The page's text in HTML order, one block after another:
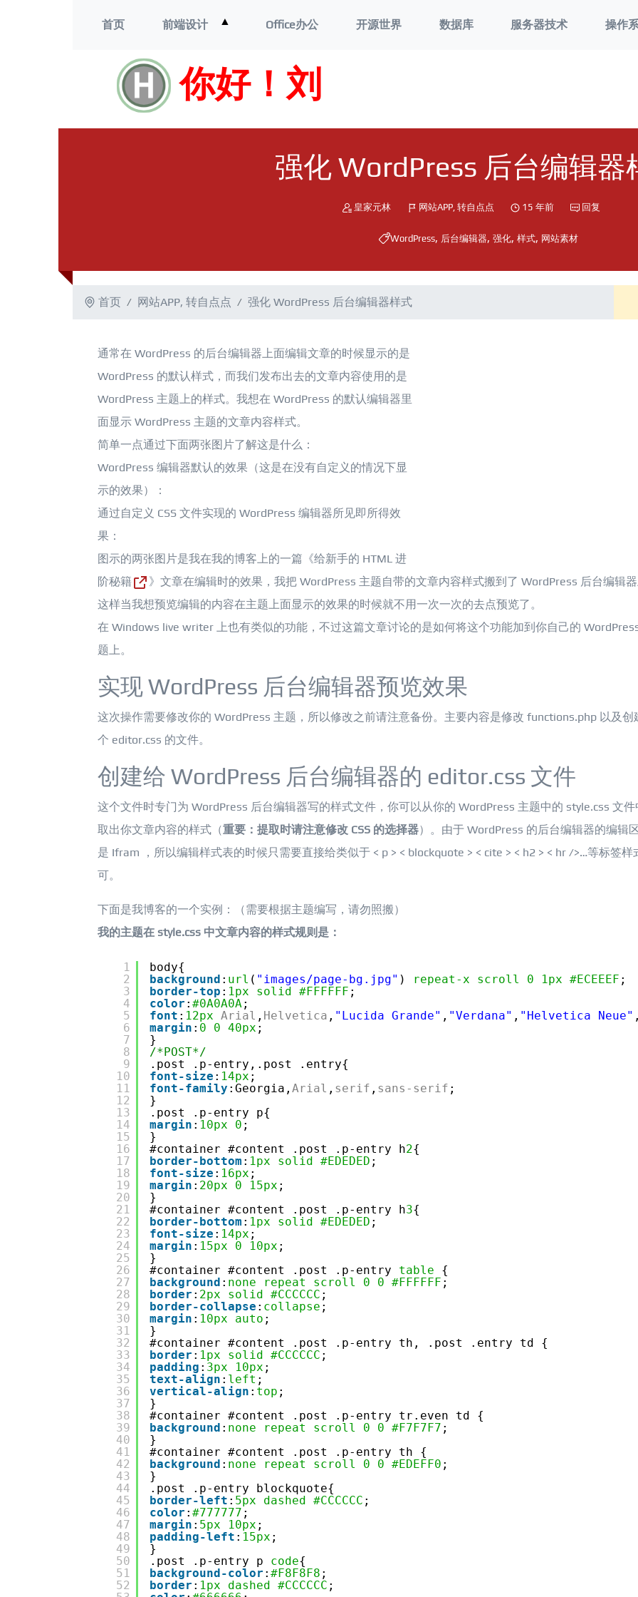
你好！刘
首页 前端设计 ▲
单
Office办公 开源世界 数据库 服务器技术 操作
强化 WordPress 后台编辑器
皇家元林 网站APP, 转自点点 15 年前 回复
WordPress, 后台编辑器, 强化, 样式, 网站素材
首页 网站APP, 转自点点 强化 WordPress 后台编辑器样式
通常在 WordPress 的后台编辑器上面编辑文章的时候显示的是
WordPress 的默认样式，而我们发布出去的文章内容使用的是
WordPress 主题上的样式。我想在 WordPress 的默认编辑器里
面显示 WordPress 主题的文章内容样式。
简单一点通过下面两张图片了解这是什么：
WordPress 编辑器默认的效果（这是在没有自定义的情况下显
示的效果）：
通过自定义 CSS 文件实现的 WordPress 编辑器所见即所得效
果：
图示的两张图片是我在我的博客上的一篇《给新手的 HTML 进
阶秘籍
》文章在编辑时的效果，我把 WordPress 主题自带的文章内容样式搬到了 WordPress 后台编辑器
这样当我想预览编辑的内容在主题上面显示的效果的时候就不用一次一次的去点预览了。
在 Windows live writer 上也有类似的功能，不过这篇文章讨论的是如何将这个功能加到你自己的
题上。
实现 WordPress 后台编辑器预览效果
这次操作需要修改你的 WordPress 主题，所以修改之前请注意备份。主要内容是修改 functions.php 以及创
个 editor.css 的文件。
创建给 WordPress 后台编辑器的 editor.css 文件
这个文件时专门为 WordPress 后台编辑器写的样式文件，你可以从你的 WordPress 主题中的 style.css 文件
取出你文章内容的样式（重要：提取时请注意修改 CSS 的选择器）。由于 WordPress 的后台编辑器的编辑
是 Ifram ，所以编辑样式表的时候只需要直接给类似于 < p > < blockquote > < cite > < h2 > < hr />…等标签样
可。
下面是我博客的一个实例：（需要根据主题编写，请勿照搬）
我的主题在 style.css 中文章内容的样式规则是：
1
2
3
4
5
6
7
8
9
10
11
12
13
14
15
16
17
18
19
20
21
22
23
24
25
26
27
28
29
30
31
32
33
34
35
36
37
38
39
40
41
42
43
44
45
46
47
48
49
50
51
52
body{
background : url ( "images/page-bg.jpg" ) repeat-x scroll 0 1px #ECEEEF ;
border-top : 1px solid #FFFFFF ;
color : #0A0A0A;
font : 12px Arial , Helvetica , "Lucida Grande" , "Verdana" , "Helvetica Neue" ,
margin : 0 0 40px ;
}
/*POST*/
.post .p-entry,.post .entry{
font-size : 14px ;
font-family :Georgia, Arial , serif , sans-serif ;
}
.post .p-entry p{
margin : 10px 0 ;
}
#container #content .post .p-entry h2{
border-bottom : 1px solid #EDEDED ;
font-size : 16px ;
margin : 20px 0 15px ;
}
#container #content .post .p-entry h3{
border-bottom : 1px solid #EDEDED ;
font-size : 14px ;
margin : 15px 0 10px ;
}
#container #content .post .p-entry table
{
background : none repeat scroll 0 0 #FFFFFF ;
border : 2px solid #CCCCCC ;
border-collapse : collapse ;
margin : 10px auto ;
}
#container #content .post .p-entry th, .post .entry td {
border : 1px solid #CCCCCC ;
padding : 3px 10px ;
text-align : left ;
vertical-align : top ;
}
#container #content .post .p-entry tr.even td {
background : none repeat scroll 0 0 #F7F7F7 ;
}
#container #content .post .p-entry th {
background : none repeat scroll 0 0 #EDEFF0 ;
}
.post .p-entry blockquote{
border-left : 5px dashed #CCCCCC ;
color : #777777 ;
margin : 5px 10px ;
padding-left : 15px ;
}
.post .p-entry p code{
background-color : #F8F8F8 ;
border : 1px dashed #CCCCCC ;